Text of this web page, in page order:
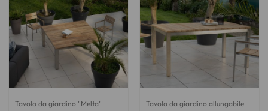
Tavolo da giardino "Melta"
Tavolo da giardino allungabile